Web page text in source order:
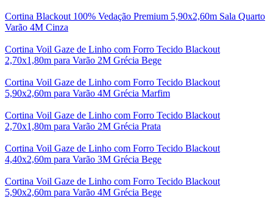
Cortina Blackout 100% Vedação Premium 5,90x2,60m Sala Quarto
Varão 4M Cinza
Cortina Voil Gaze de Linho com Forro Tecido Blackout
2,70x1,80m para Varão 2M Grécia Bege
Cortina Voil Gaze de Linho com Forro Tecido Blackout
5,90x2,60m para Varão 4M Grécia Marfim
Cortina Voil Gaze de Linho com Forro Tecido Blackout
2,70x1,80m para Varão 2M Grécia Prata
Cortina Voil Gaze de Linho com Forro Tecido Blackout
4,40x2,60m para Varão 3M Grécia Bege
Cortina Voil Gaze de Linho com Forro Tecido Blackout
5,90x2,60m para Varão 4M Grécia Bege